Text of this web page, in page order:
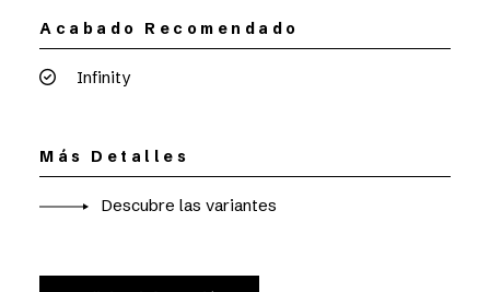
Acabado Recomendado
Infinity
Más Detalles
Descubre las variantes